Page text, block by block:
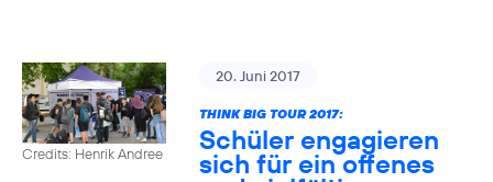
Credits: Henrik Andree
20. Juni 2017
THINK BIG TOUR 2017:
Schüler engagieren
sich für ein offenes